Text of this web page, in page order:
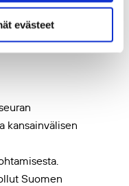
evästeet
puolustaa!
kansainvälisen
Suomen